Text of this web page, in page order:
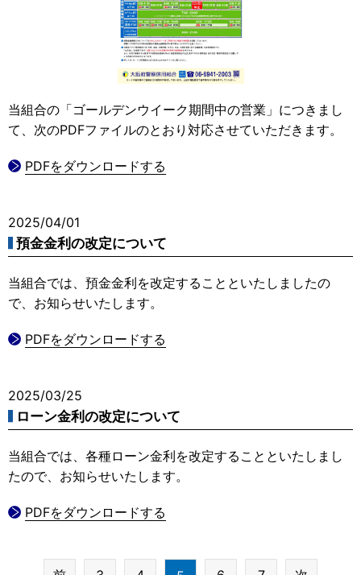
当組合の「ゴールデンウイーク期間中の営業」につきまし
て、次のPDFファイルのとおり対応させていただきます。
PDFをダウンロードする
2025/04/01
預金金利の改定について
当組合では、預金金利を改定することといたしましたの
で、お知らせいたします。
PDFをダウンロードする
2025/03/25
ローン金利の改定について
当組合では、各種ローン金利を改定することといたしまし
たので、お知らせいたします。
PDFをダウンロードする